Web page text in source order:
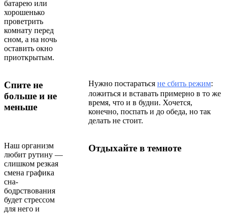
батарею или
хорошенько
проветрить
комнату перед
сном, а на ночь
оставить окно
приоткрытым.
Спите не
больше и не
меньше
Нужно постараться не сбить режим:
ложиться и вставать примерно в то же
время, что и в будни. Хочется,
конечно, поспать и до обеда, но так
делать не стоит.
Наш организм
любит рутину —
слишком резкая
смена графика
сна-
бодрствования
будет стрессом
для него и
Отдыхайте в темноте